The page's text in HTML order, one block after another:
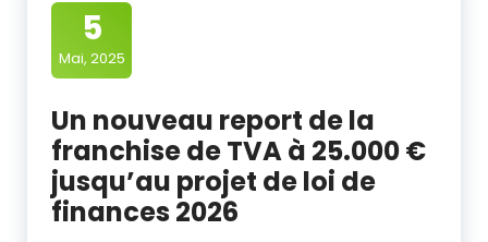
5
Mai, 2025
Un nouveau report de la
franchise de TVA à 25.000 €
jusqu’au projet de loi de
finances 2026